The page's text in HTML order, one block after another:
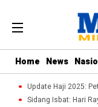
Home News
Update Haji 2025:
Sidang Isbat: Hari